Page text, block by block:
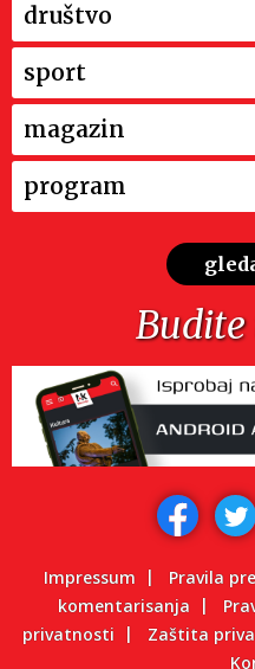
društvo
sport
magazin
program
Budite
Impressum Pravila
komentarisanja
privatnosti
Zaštita